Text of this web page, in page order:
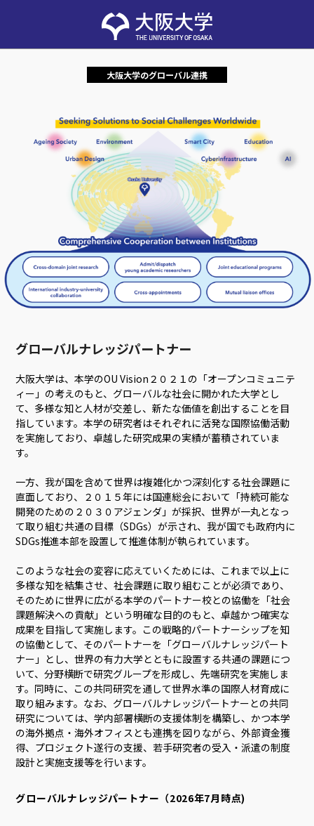
大阪大学のグローバル連携
グローバルナレッジパートナー
大阪大学は、本学のOU Vision２０２１の「オープンコミュニテ
ィー」の考えのもと、グローバルな社会に開かれた大学とし
て、多様な知と人材が交差し、新たな価値を創出することを目
指しています。本学の研究者はそれぞれに活発な国際協働活動
を実施しており、卓越した研究成果の実績が蓄積されていま
す。
一方、我が国を含めて世界は複雑化かつ深刻化する社会課題に
直面しており、２０１５年には国連総会において「持続可能な
開発のための２０３０アジェンダ」が採択、世界が一丸となっ
て取り組む共通の目標（SDGs）が示され、我が国でも政府内に
SDGs推進本部を設置して推進体制が執られています。
このような社会の変容に応えていくためには、これまで以上に
多様な知を結集させ、社会課題に取り組むことが必須であり、
そのために世界に広がる本学のパートナー校との協働を「社会
課題解決への貢献」という明確な目的のもと、卓越かつ確実な
成果を目指して実施します。この戦略的パートナーシップを知
の協働として、そのパートナーを「グローバルナレッジパート
ナー」とし、世界の有力大学とともに設置する共通の課題につ
いて、分野横断で研究グループを形成し、先端研究を実施しま
す。同時に、この共同研究を通して世界水準の国際人材育成に
取り組みます。なお、グローバルナレッジパートナーとの共同
研究については、学内部署横断の支援体制を構築し、かつ本学
の海外拠点・海外オフィスとも連携を図りながら、外部資金獲
得、プロジェクト遂行の支援、若手研究者の受入・派遣の制度
設計と実施支援等を行います。
グローバルナレッジパートナー（2026年7月時点)